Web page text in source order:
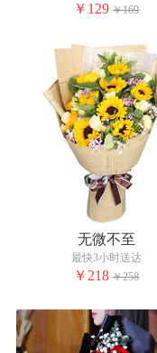
￥129 ￥169
无微不至
最快3小时送达
￥218 ￥258